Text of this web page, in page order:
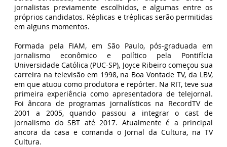
jornalistas previamente escolhidos, e algumas entre os
próprios candidatos. Réplicas e tréplicas serão permitidas
em alguns momentos.
Formada pela FIAM, em São Paulo, pós-graduada em
jornalismo econômico e político pela Pontifícia
Universidade Católica (PUC-SP), Joyce Ribeiro começou sua
carreira na televisão em 1998, na Boa Vontade TV, da LBV,
em que atuou como produtora e repórter. Na RIT, teve sua
primeira experiência como apresentadora de telejornal.
Foi âncora de programas jornalísticos na RecordTV de
2001 a 2005, quando passou a integrar o cast de
jornalismo do SBT até 2017. Atualmente é a principal
ancora da casa e comanda o Jornal da Cultura, na TV
Cultura.